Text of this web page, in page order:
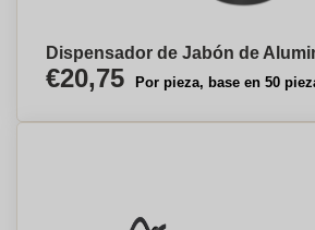
Dispensador de Jabón de
€20,75 Por pieza, base en 50